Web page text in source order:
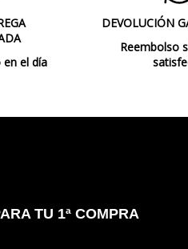
en el día
DEVOLUCIÓN
Reembolso